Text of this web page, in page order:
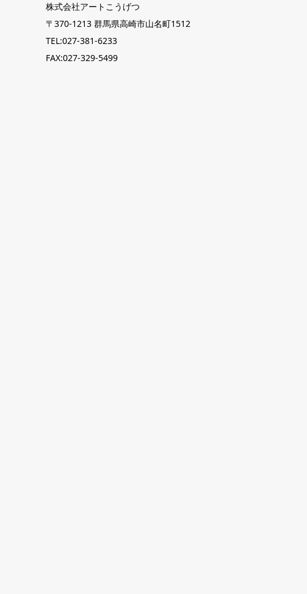
株式会社アートこうげつ
〒370-1213 群馬県高崎市山名町1512
TEL:027-381-6233
FAX:027-329-5499